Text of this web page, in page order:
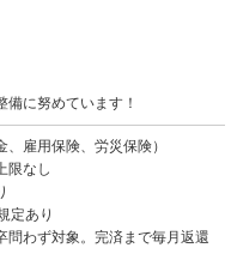
備に努めています！
雇用保険、労災保険）
なし
定あり
わず対象。完済まで毎月返還